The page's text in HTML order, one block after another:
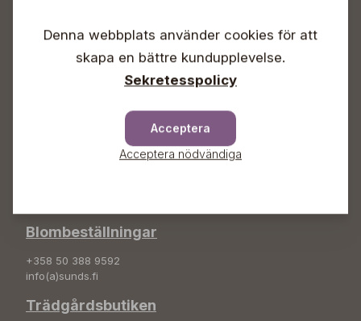
Söndagar Självbetjäning
Info & växel
Blombeställningar
+358 50 388 9592
info(a)sunds.fi
Trädgårdsbutiken
Denna webbplats använder cookies för att
skapa en bättre kundupplevelse.
Sekretesspolicy
Acceptera
Acceptera nödvändiga